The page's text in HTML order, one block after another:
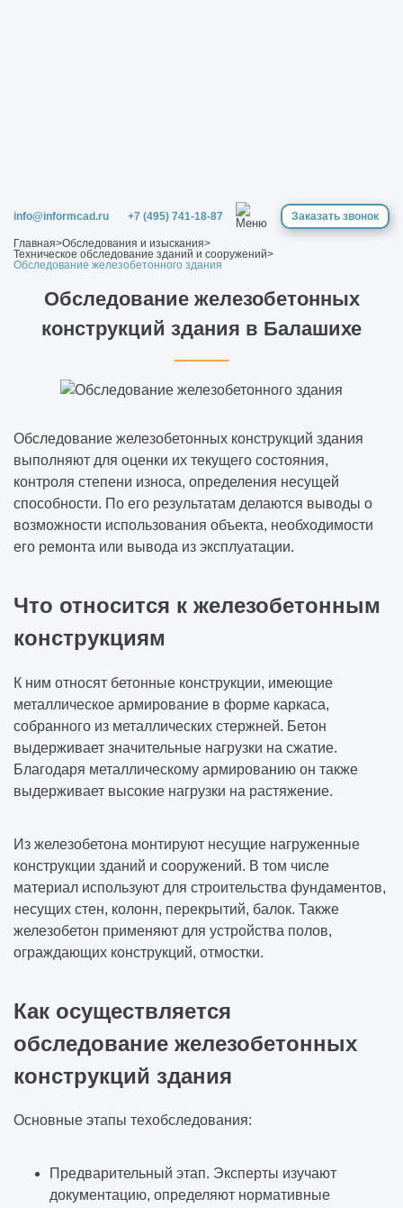
info@informcad.ru +7 (495) 741-18-87 Заказать звонок
Главная>Обследования и изыскания>
Техническое обследование зданий и сооружений>
Обследование железобетонного здания
Обследование железобетонных
конструкций здания в Балашихе
Обследование железобетонных конструкций здания
выполняют для оценки их текущего состояния,
контроля степени износа, определения несущей
способности. По его результатам делаются выводы о
возможности использования объекта, необходимости
его ремонта или вывода из эксплуатации.
Что относится к железобетонным
конструкциям
К ним относят бетонные конструкции, имеющие
металлическое армирование в форме каркаса,
собранного из металлических стержней. Бетон
выдерживает значительные нагрузки на сжатие.
Благодаря металлическому армированию он также
выдерживает высокие нагрузки на растяжение.
Из железобетона монтируют несущие нагруженные
конструкции зданий и сооружений. В том числе
материал используют для строительства фундаментов,
несущих стен, колонн, перекрытий, балок. Также
железобетон применяют для устройства полов,
ограждающих конструкций, отмостки.
Как осуществляется
обследование железобетонных
конструкций здания
Основные этапы техобследования:
Предварительный этап. Эксперты изучают
документацию, определяют нормативные